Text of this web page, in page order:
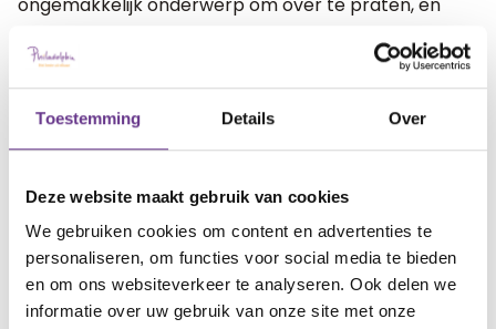
Toestemming Details Over
Deze website maakt gebruik van cookies
We gebruiken cookies om content en advertenties te
personaliseren, om functies voor social media te bieden
en om ons websiteverkeer te analyseren. Ook delen we
informatie over uw gebruik van onze site met onze
helemaal als het over mijn eigen dochter gaat.
Het is wel belangrijk, dat snap ik en dus ga ik het
gesprek gewoon aan. Ik had alleen nooit verwacht
dat ik nog eens zou piekeren over het feit dat ze nu
wel een man heeft.
Op 23 januari organiseert Sophi een gratis webinar
over het onderwerp Seksualiteit bij jongeren met